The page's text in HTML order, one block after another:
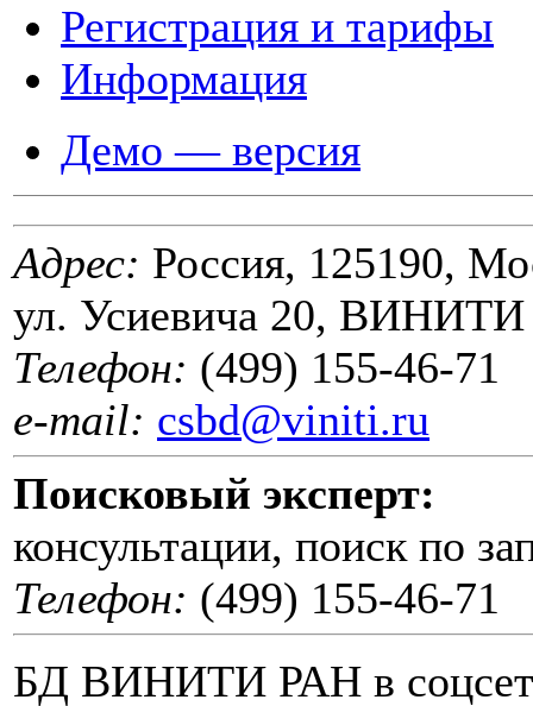
Регистрация и тарифы
Информация
Демо — версия
Адрес: Россия, 125190,
ул. Усиевича 20, ВИНИТИ
Телефон: (499) 155-46-71
e-mail: csbd@viniti.ru
Поисковый эксперт:
консультации, поиск по
Телефон: (499) 155-46-71
БД ВИНИТИ РАН в